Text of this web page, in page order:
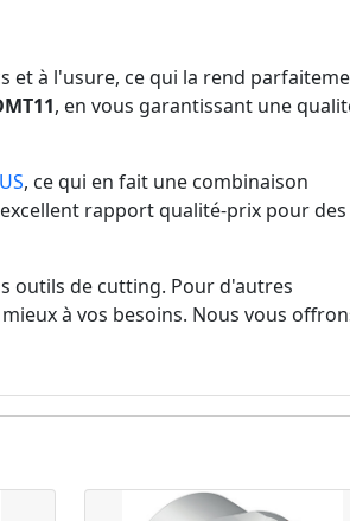
et à l'usure, ce qui la rend
, en vous garantissant une
, ce qui en fait une combinaison
rapport qualité-prix pour des
outils de cutting. Pour d'autres
à vos besoins. Nous vous